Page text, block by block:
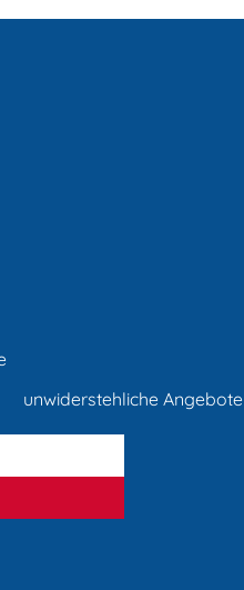
unwiderstehliche Angebote